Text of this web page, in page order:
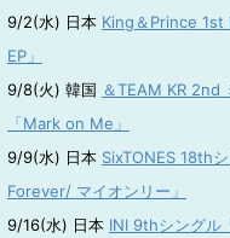
9/2(水) 日本 King＆Prince 1st
EP」
9/8(火) 韓国 ＆TEAM KR 2nd
「Mark on Me」
9/9(水) 日本 SixTONES 18th
Forever/ マイオンリー」
9/16(水) 日本 INI 9thシングル